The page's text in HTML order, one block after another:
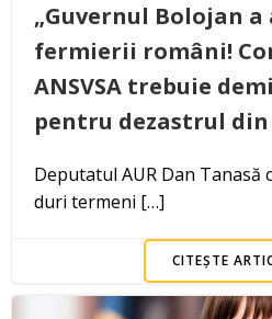
„Guvernul Bolojan
fermierii români!
ANSVSA trebuie
pentru dezastrul
Deputatul AUR Dan Tanasă
duri termeni […]
CITEȘTE